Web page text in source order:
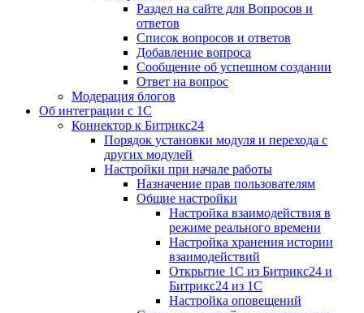
Раздел на сайте для Вопросов и
ответов
Список вопросов и ответов
Добавление вопроса
Сообщение об успешном создании
Ответ на вопрос
Модерация блогов
Об интеграции с 1С
Коннектор к Битрикс24
Порядок установки модуля и перехода с
других модулей
Настройки при начале работы
Назначение прав пользователям
Общие настройки
Настройка взаимодействия в
режиме реального времени
Настройка хранения истории
взаимодействий
Открытие 1С из Битрикс24 и
Битрикс24 из 1С
Настройка оповещений